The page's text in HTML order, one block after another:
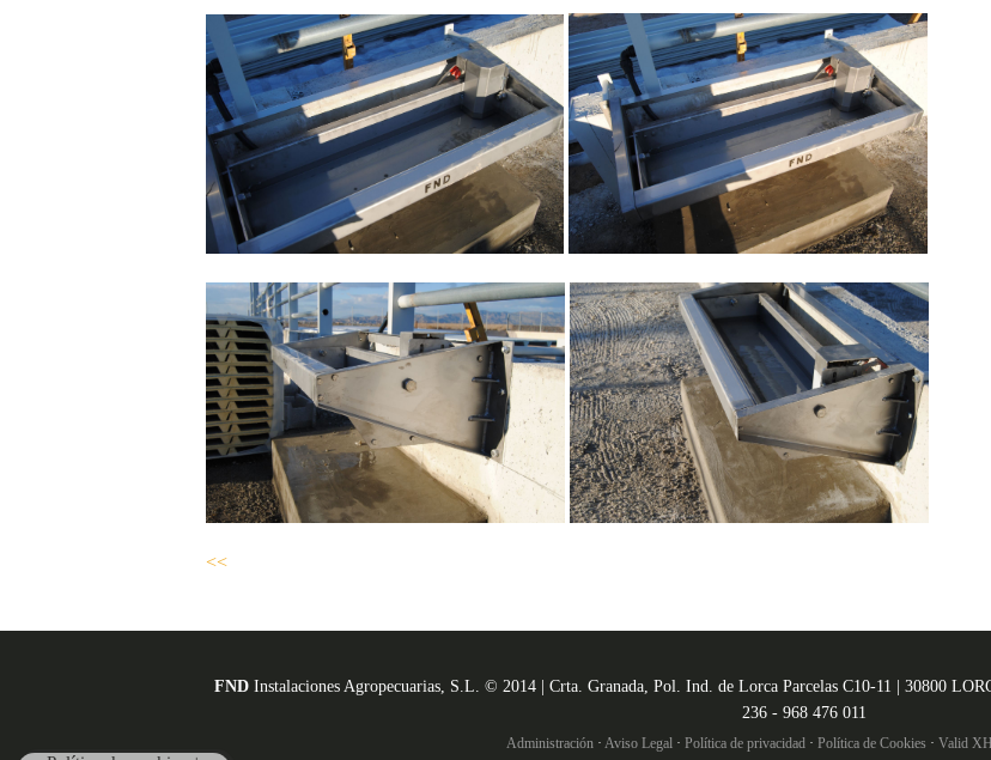
<<
FNDInstalaciones Agropecuarias, S.L. © 2014 | Crta. Granada, Pol. Ind. de Lorca Parcelas C10-11 | 30800
236 - 968 476 011
Administración· Aviso Legal· Política de privacidad· Política de Cookies · Valid